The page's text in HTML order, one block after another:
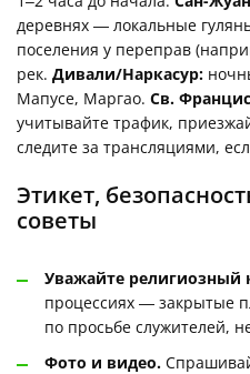
деревнях — локальные
поселения у переправ
рек. Дивали/Наркасур:
Мапусе, Маргао. Св.
учитывайте трафик,
следите за трансляциями,
Этикет,
советы
Уважайте религиозный
процессиях — закрытые
по просьбе служителей,
Фото и видео.